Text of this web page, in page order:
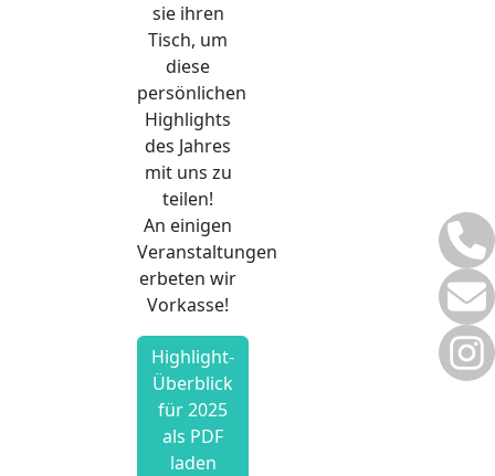
sie ihren
Tisch, um
diese
persönlichen
Highlights
des Jahres
mit uns zu
teilen!
An einigen
Veranstaltungen
erbeten wir
Vorkasse!
Highlight-
Überblick
für 2025
als PDF
laden